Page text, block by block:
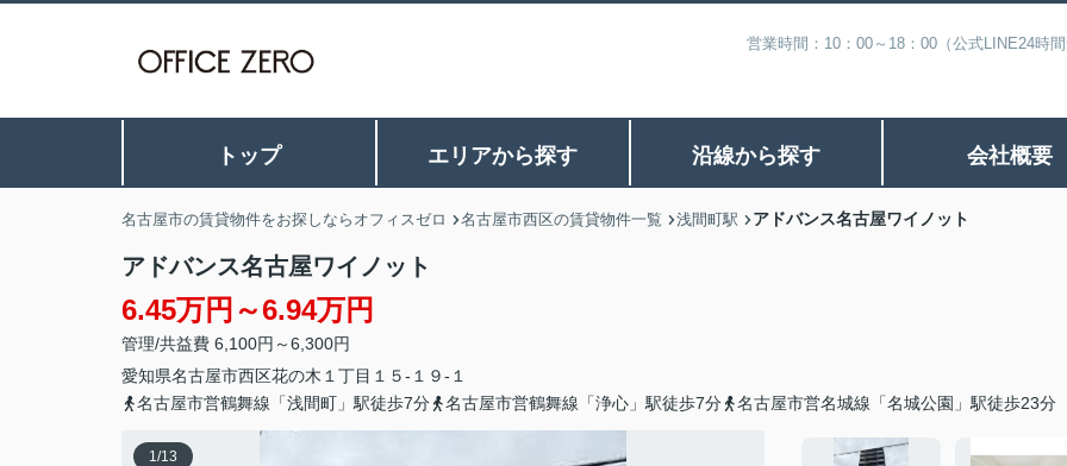
営業時間：10：00～18：00（公式LINE24
トップ エリアから探す 沿線から探す 会社概要
名古屋市の賃貸物件をお探しならオフィスゼロ 名古屋市西区の賃貸物件一覧 浅間町駅 アドバンス名古屋ワイノット
アドバンス名古屋ワイノット
6.45万円～6.94万円
管理/共益費 6,100円～6,300円
愛知県名古屋市西区花の木 １丁目１５-１９-１
名古屋市営鶴舞線「浅間町」駅徒歩7分
名古屋市営鶴舞線「浄心」駅徒歩7分 名古屋市営名城線「名城公園」駅徒歩23分
1/13